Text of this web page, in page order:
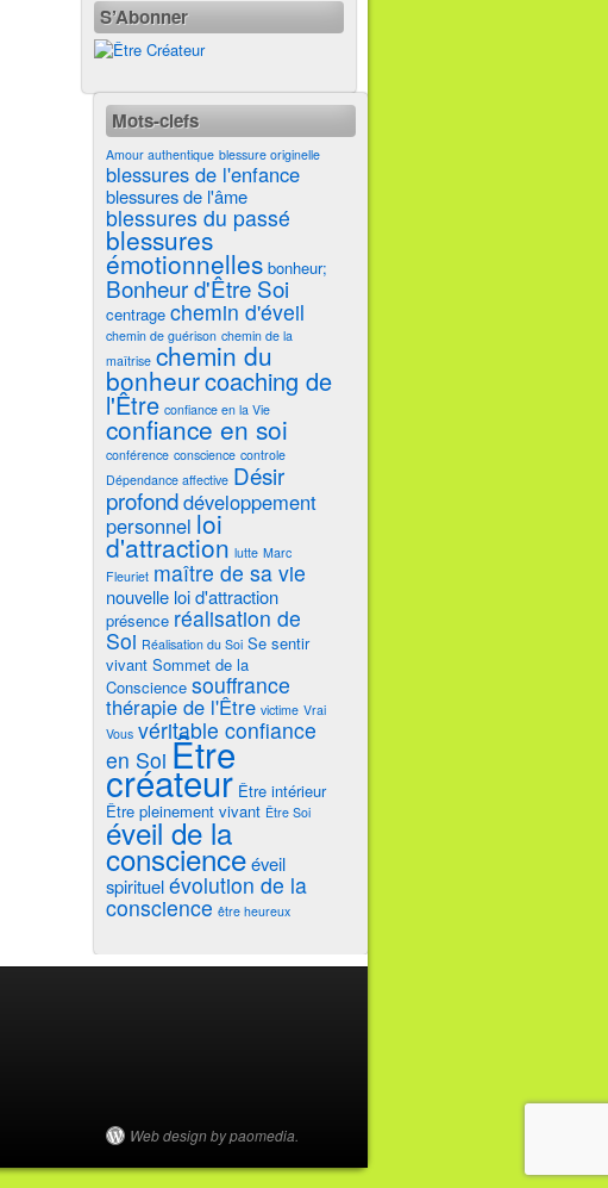
S’Abonner
Mots-clefs
Amour authentique blessure originelle
blessures de l'enfance
blessures de l'âme
blessures du passé
blessures
émotionnelles bonheur;
Bonheur d'Être Soi
centrage chemin d'éveil
chemin de guérison chemin de la
maîtrise chemin du
bonheurcoaching de
l'Être confiance en la Vie
confiance en soi
conférence conscience controle
Dépendance affective Désir
profonddéveloppement
personnel loi
d'attraction lutte Marc
Fleuriet maître de sa vie
nouvelle loi d'attraction
présence réalisation de
Soi Réalisation du Soi Se sentir
vivant Sommet de la
Conscience souffrance
thérapie de l'Être victime Vrai
Vous véritable confiance
en Soi Être
créateur Être intérieur
Être pleinement vivant Être Soi
éveil de la
conscienceéveil
spirituelévolution de la
conscience être heureux
Web design by paomedia.